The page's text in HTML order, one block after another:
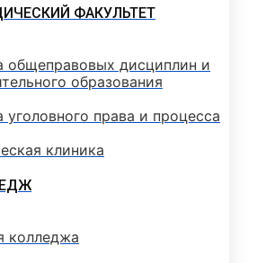
ФАКУЛЬТЕТ
общеправовых дисциплин и
образования
уголовного права и процесса
клиника
колледжа